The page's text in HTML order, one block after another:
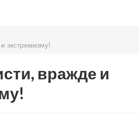
экстремизму!
вражде и